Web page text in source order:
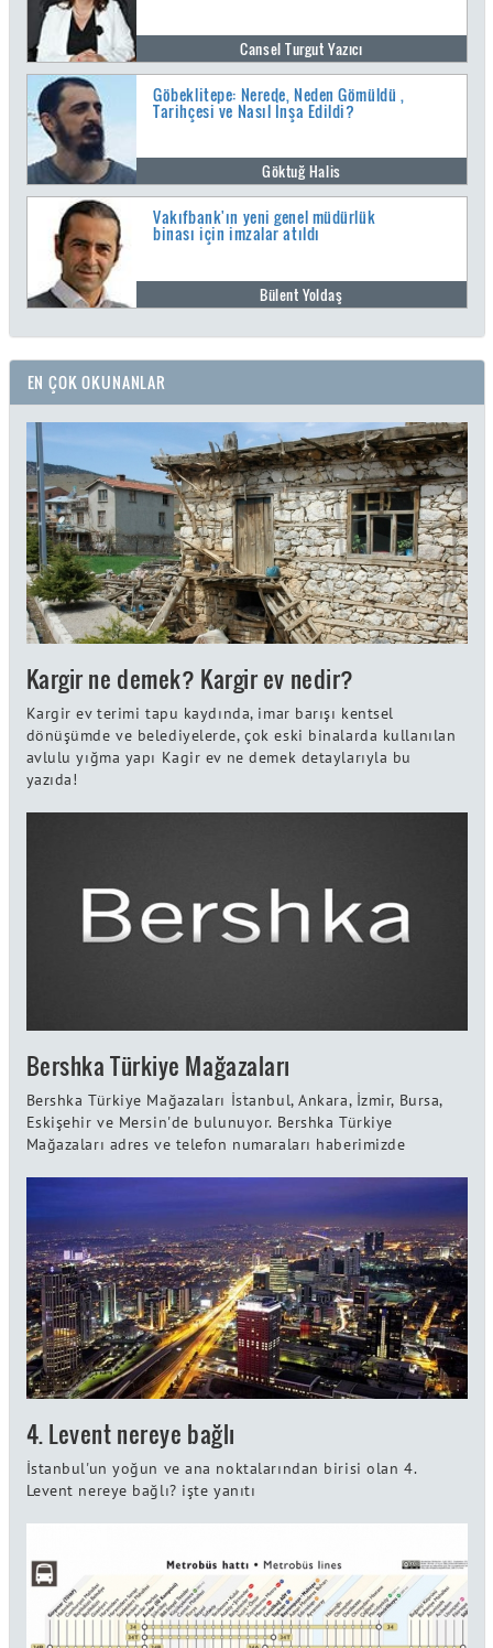
Cansel Turgut Yazıcı
Göbeklitepe: Nerede, Neden Gömüldü ,
Tarihçesi ve Nasıl İnşa Edildi?
Göktuğ Halis
Vakıfbank'ın yeni genel müdürlük
binası için imzalar atıldı
Bülent Yoldaş
EN ÇOK OKUNANLAR
Kargir ne demek? Kargir ev nedir?
Kargir ev terimi tapu kaydında, imar barışı kentsel
dönüşümde ve belediyelerde, çok eski binalarda kullanılan
avlulu yığma yapı Kagir ev ne demek detaylarıyla bu
yazıda!
Bershka Türkiye Mağazaları
Bershka Türkiye Mağazaları İstanbul, Ankara, İzmir, Bursa,
Eskişehir ve Mersin'de bulunuyor. Bershka Türkiye
Mağazaları adres ve telefon numaraları haberimizde
4. Levent nereye bağlı
İstanbul'un yoğun ve ana noktalarından birisi olan 4.
Levent nereye bağlı? işte yanıtı